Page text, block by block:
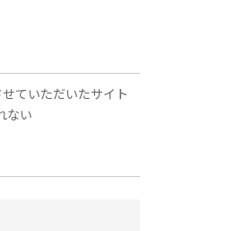
ていただいたサイト
ない